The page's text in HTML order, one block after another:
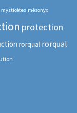
mysticètes mésonyx
protection
rorqual rorqual